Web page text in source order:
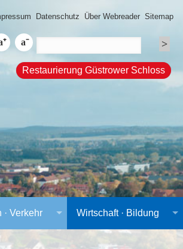
Datenschutz Über Webreader Sitemap
Restaurierung Güstrower Schloss
· Verkehr Wirtschaft · Bildung